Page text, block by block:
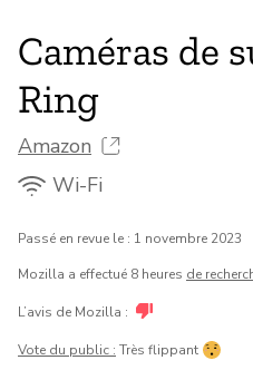
Caméras de
Ring
Amazon
Wi-Fi
Passé en revue le : 1 novembre 2023
Mozilla a effectué 8 heures de
L’avis de Mozilla :
Vote du public : Très flippant